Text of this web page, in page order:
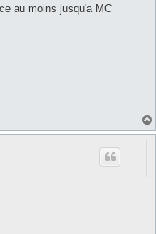
au moins jusqu'a MC